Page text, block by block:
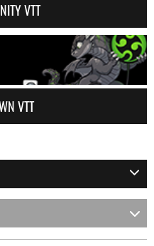
VTT
VTT